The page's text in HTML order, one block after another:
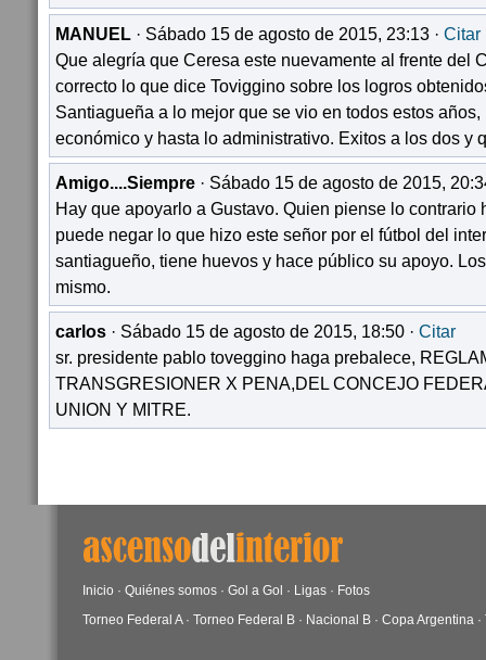
MANUEL · Sábado 15 de agosto de 2015, 23:13 · Citar
Que alegría que Ceresa este nuevamente al frente del
correcto lo que dice Toviggino sobre los logros
Santiagueña a lo mejor que se vio en todos estos
económico y hasta lo administrativo. Exitos a los dos y
Amigo....Siempre · Sábado 15 de agosto de 2015,
Hay que apoyarlo a Gustavo. Quien piense lo contrario
puede negar lo que hizo este señor por el fútbol del
santiagueño, tiene huevos y hace público su apoyo.
mismo.
carlos · Sábado 15 de agosto de 2015, 18:50 · Citar
sr. presidente pablo toveggino haga prebalece,
TRANSGRESIONER X PENA,DEL CONCEJO
UNION Y MITRE.
Inicio · Quiénes somos · Gol a Gol · Ligas · Fotos
Torneo Federal A· Torneo Federal B · Nacional B · Copa Argentina ·